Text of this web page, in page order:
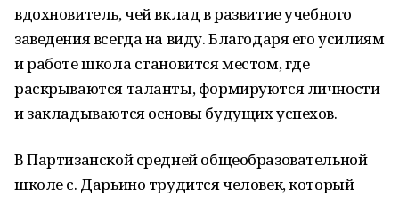
вдохновитель, чей вклад в развитие учебного
заведения всегда на виду. Благодаря его усилиям
и работе школа становится местом, где
раскрываются таланты, формируются личности
и закладываются основы будущих успехов.
В Партизанской средней общеобразовательной
школе с. Дарьино трудится человек, который